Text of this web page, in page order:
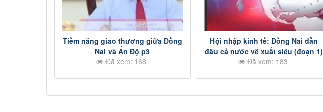
Tiềm năng giao thương giữa Đồng
Nai và Ấn Độ p3
Đã xem: 168
Hội nhập kinh tế: Đồng Nai dẫn
đầu cả nước về xuất siêu (đoạn 1)
Đã xem: 183